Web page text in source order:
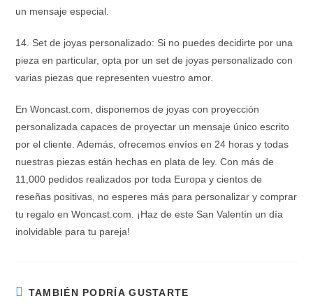
un mensaje especial.
14. Set de joyas personalizado: Si no puedes decidirte por una
pieza en particular, opta por un set de joyas personalizado con
varias piezas que representen vuestro amor.
En Woncast.com, disponemos de joyas con proyección
personalizada capaces de proyectar un mensaje único escrito
por el cliente. Además, ofrecemos envíos en 24 horas y todas
nuestras piezas están hechas en plata de ley. Con más de
11,000 pedidos realizados por toda Europa y cientos de
reseñas positivas, no esperes más para personalizar y comprar
tu regalo en Woncast.com. ¡Haz de este San Valentín un día
inolvidable para tu pareja!
TAMBIÉN PODRÍA GUSTARTE